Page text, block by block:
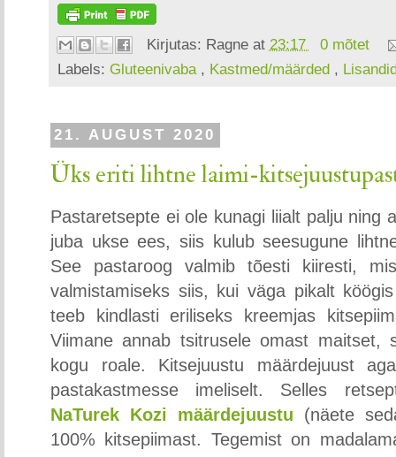
Kirjutas: Ragne at 23:17
0 mõtet
Labels: Gluteenivaba , Kastmed/määrded ,
21. AUGUST 2020
Üks eriti lihtne laimi-
Pastaretsepte ei ole kunagi liialt palju ning
juba ukse ees, siis kulub seesugune
See pastaroog valmib tõesti kiiresti,
valmistamiseks siis, kui väga pikalt
teeb kindlasti eriliseks kreemjas
Viimane annab tsitrusele omast maitset,
kogu roale. Kitsejuustu määrdejuust
pastakastmesse imeliselt. Selles
NaTurek Kozi määrdejuustu (näete
100% kitsepiimast. Tegemist on